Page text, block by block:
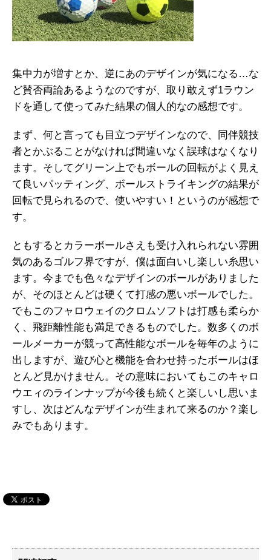
集中力が増すとか、逆にあのデザインが気になる…な
ど賛否両論あるようなのですが、取り敢えず1ラウン
ドを通して使ってみた結果の個人的なの感想です。
まず、何と言っても目立つデザインなので、同伴競技
者とかぶることがなければ間違いなく誤球はなくなり
ます。そしてグリーン上でもボールの回転がよく見え
て良いパッティング、ボールストライキングの結果が
回転で見られるので、使いやすい！というのが感想で
す。
ともするとカラーボールさえも受け入れられない雰囲
気のあるゴルフ界ですが、僕は面白いし楽しい糸思い
ます。今までも色々なデザインのボールがありました
が、そのほとんどは硬くて打感の悪いボールでした。
でもこのフャロウェイのクロムソフトは打感も柔らか
く、飛距離性能も満足できるものでした。数多くのボ
ールメーカーが競って高性能なボールを毎年のように
出しますが、遊び心と機能を合わせ持ったボールはほ
とんど見かけません。その意味においてもこのキャロ
ウエィのラインナップが今後も続くと楽しいし思いま
すし、次はどんなデザインが生まれて来るのか？楽し
みでもあります。